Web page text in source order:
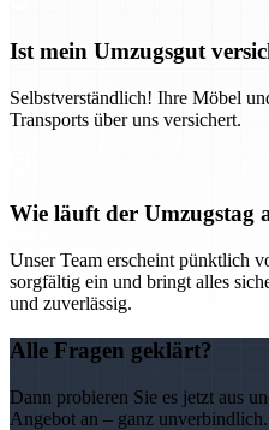
Ist mein Umzugsgut
Selbstverständlich! Ihre Möbel
Transports über uns versichert.
Wie läuft der Umzugstag
Unser Team erscheint pünktlich
sorgfältig ein und bringt alles
und zuverlässig.
Alle Fragen geklärt?
Dann probieren Sie es jetzt aus
Angebot an – ganz unverbindlich.